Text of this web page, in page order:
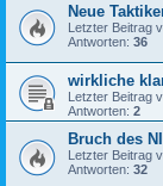
Neue
Letzter Beitrag
Antworten: 36
wirkliche
Letzter Beitrag
Antworten: 2
Bruch des
Letzter Beitrag
Antworten: 32